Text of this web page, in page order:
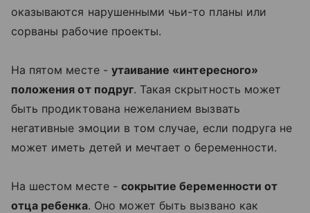
оказываются нарушенными чьи-то планы или
сорваны рабочие проекты.
На пятом месте - утаивание «интересного»
положения от подруг. Такая скрытность может
быть продиктована нежеланием вызвать
негативные эмоции в том случае, если подруга не
может иметь детей и мечтает о беременности.
На шестом месте - сокрытие беременности от
отца ребенка. Оно может быть вызвано как